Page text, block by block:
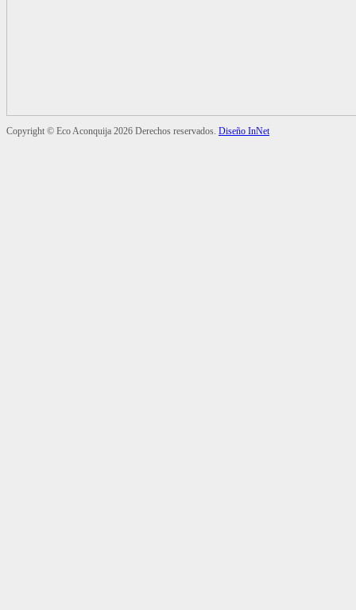
Copyright © Eco Aconquija 2026 Derechos reservados. Diseño InNet